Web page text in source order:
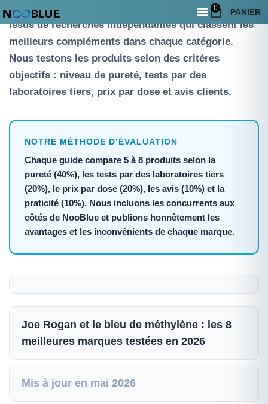
0 PANIER
Nos guides d’achat sont des articles comparatifs
issus de recherches indépendantes qui classent les
meilleurs compléments dans chaque catégorie.
Nous testons les produits selon des critères
objectifs : niveau de pureté, tests par des
laboratoires tiers, prix par dose et avis clients.
NOTRE MÉTHODE D’ÉVALUATION
Chaque guide compare 5 à 8 produits selon la
pureté (40%), les tests par des laboratoires tiers
(20%), le prix par dose (20%), les avis (10%) et la
praticité (10%). Nous incluons les concurrents aux
côtés de NooBlue et publions honnêtement les
avantages et les inconvénients de chaque marque.
Joe Rogan et le bleu de méthylène : les 8
meilleures marques testées en 2026
Mis à jour en mai 2026